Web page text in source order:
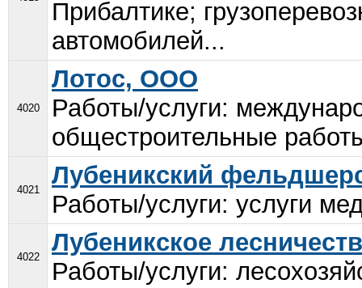
Прибалтике;
автомобилей...
4020
Лотос, ООО
Работы/услуги:
общестроительные
4021
Лубеникский
Работы/услуги: услуги
4022
Лубеникское
Работы/услуги: